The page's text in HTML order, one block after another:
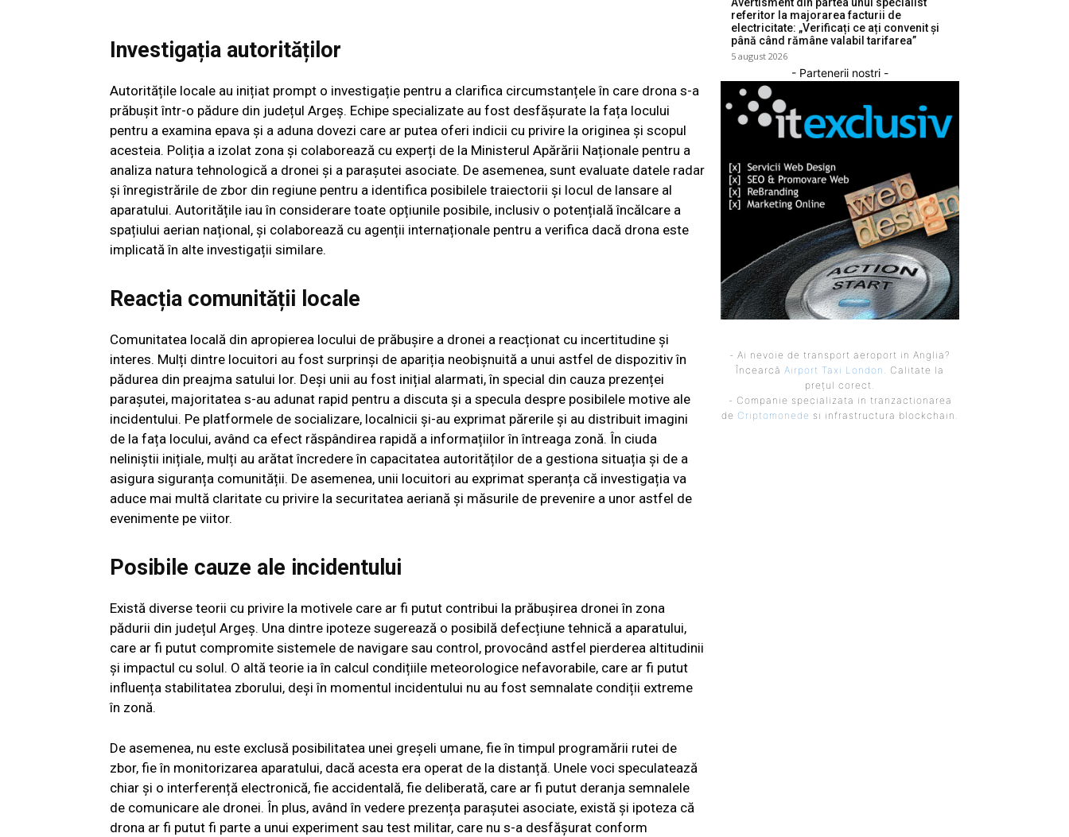
Investigația autorităților
Autoritățile locale au inițiat prompt o investigație pentru a clarifica circumstanțele în care drona s-a
prăbușit într-o pădure din județul Argeș. Echipe specializate au fost desfășurate la fața locului
pentru a examina epava și a aduna dovezi care ar putea oferi indicii cu privire la originea și scopul
acesteia. Poliția a izolat zona și colaborează cu experți de la Ministerul Apărării Naționale pentru a
analiza natura tehnologică a dronei și a parașutei asociate. De asemenea, sunt evaluate datele radar
și înregistrările de zbor din regiune pentru a identifica posibilele traiectorii și locul de lansare al
aparatului. Autoritățile iau în considerare toate opțiunile posibile, inclusiv o potențială încălcare a
spațiului aerian național, și colaborează cu agenții internaționale pentru a verifica dacă drona este
implicată în alte investigații similare.
Reacția comunității locale
Comunitatea locală din apropierea locului de prăbușire a dronei a reacționat cu incertitudine și
interes. Mulți dintre locuitori au fost surprinși de apariția neobișnuită a unui astfel de dispozitiv în
pădurea din preajma satului lor. Deși unii au fost inițial alarmati, în special din cauza prezenței
parașutei, majoritatea s-au adunat rapid pentru a discuta și a specula despre posibilele motive ale
incidentului. Pe platformele de socializare, localnicii și-au exprimat părerile și au distribuit imagini
de la fața locului, având ca efect răspândirea rapidă a informațiilor în întreaga zonă. În ciuda
neliniștii inițiale, mulți au arătat încredere în capacitatea autorităților de a gestiona situația și de a
asigura siguranța comunității. De asemenea, unii locuitori au exprimat speranța că investigația va
aduce mai multă claritate cu privire la securitatea aeriană și măsurile de prevenire a unor astfel de
evenimente pe viitor.
Posibile cauze ale incidentului
Există diverse teorii cu privire la motivele care ar fi putut contribui la prăbușirea dronei în zona
pădurii din județul Argeș. Una dintre ipoteze sugerează o posibilă defecțiune tehnică a aparatului,
care ar fi putut compromite sistemele de navigare sau control, provocând astfel pierderea altitudinii
și impactul cu solul. O altă teorie ia în calcul condițiile meteorologice nefavorabile, care ar fi putut
influența stabilitatea zborului, deși în momentul incidentului nu au fost semnalate condiții extreme
în zonă.
De asemenea, nu este exclusă posibilitatea unei greșeli umane, fie în timpul programării rutei de
zbor, fie în monitorizarea aparatului, dacă acesta era operat de la distanță. Unele voci speculatează
chiar și o interferență electronică, fie accidentală, fie deliberată, care ar fi putut deranja semnalele
de comunicare ale dronei. În plus, având în vedere prezența parașutei asociate, există și ipoteza că
drona ar fi putut fi parte a unui experiment sau test militar, care nu s-a desfășurat conform
referitor la majorarea facturii de
electricitate: „Verificați ce ați convenit și
până când rămâne valabil tarifarea”
5 august 2026
- Partenerii nostri -
- Ai nevoie de transport aeroport in Anglia?
Încearcă Airport Taxi London . Calitate la
prețul corect.
- Companie specializata in tranzactionarea
de Criptomonede si infrastructura blockchain.